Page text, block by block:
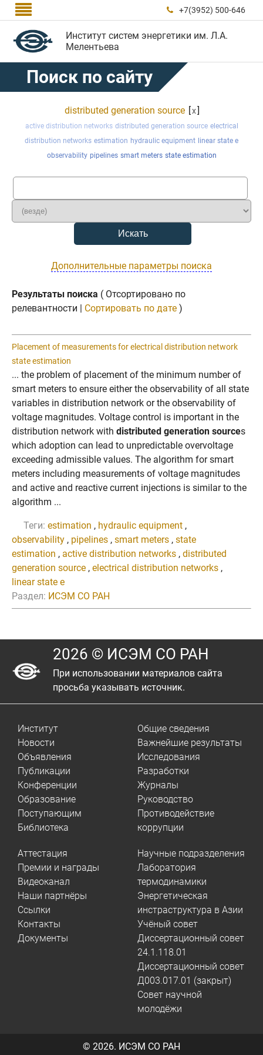
  +7(3952) 500-646
Институт систем энергетики им. Л.А.
Мелентьева
Поиск по сайту
distributed generation source [x]
active distribution networks distributed generation source electrical
distribution networks estimation hydraulic equipment linear state e
observability pipelines smart meters state estimation
Дополнительные параметры поиска
Результаты поиска ( Отсортировано по
релевантности | Сортировать по дате )
Placement of measurements for electrical distribution network
state estimation
... the problem of placement of the minimum number of
smart meters to ensure either the observability of all state
variables in distribution network or the observability of
voltage magnitudes. Voltage control is important in the
distribution network with distributed generation sources
which adoption can lead to unpredictable overvoltage
exceeding admissible values. The algorithm for smart
meters including measurements of voltage magnitudes
and active and reactive current injections is similar to the
algorithm ...
Теги: estimation , hydraulic equipment ,
observability , pipelines , smart meters , state
estimation , active distribution networks , distributed
generation source , electrical distribution networks ,
linear state e
Раздел: ИСЭМ СО РАН
2026 © ИСЭМ СО РАН
При использовании материалов сайта
просьба указывать источник.
Институт
Новости
Объявления
Публикации
Конференции
Образование
Поступающим
Библиотека
Общие сведения
Важнейшие результаты
Исследования
Разработки
Журналы
Руководство
Противодействие
коррупции
Аттестация
Премии и награды
Видеоканал
Наши партнёры
Ссылки
Контакты
Документы
Научные подразделения
Лаборатория
термодинамики
Энергетическая
инстраструктура в Азии
Учёный совет
Диссертационный совет
24.1.118.01
Диссертационный совет
Д003.017.01 (закрыт)
Совет научной
молодёжи
© 2026. ИСЭМ СО РАН